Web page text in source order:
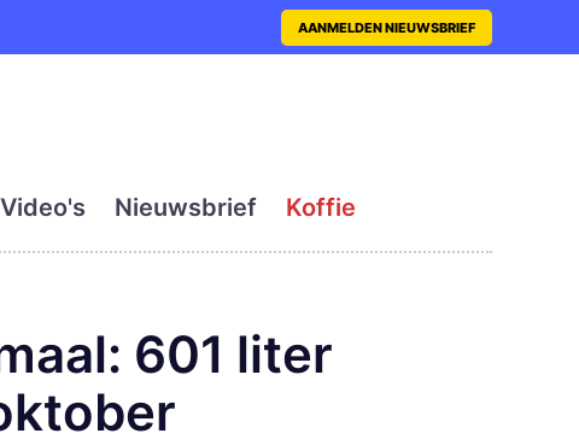
met actueel en
AANMELDEN NIEUWSBRIEF
Video's Nieuwsbrief Koffie
601 liter